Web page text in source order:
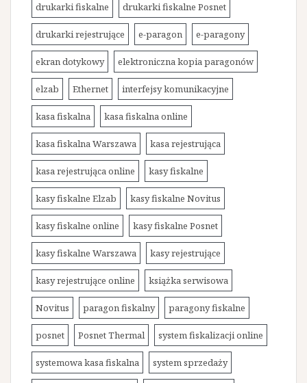
drukarki fiskalne drukarki fiskalne Posnet
drukarki rejestrujące e-paragon e-paragony
ekran dotykowy elektroniczna kopia paragonów
elzab Ethernet interfejsy komunikacyjne
kasa fiskalna kasa fiskalna online
kasa fiskalna Warszawa kasa rejestrująca
kasa rejestrująca online kasy fiskalne
kasy fiskalne Elzab kasy fiskalne Novitus
kasy fiskalne online kasy fiskalne Posnet
kasy fiskalne Warszawa kasy rejestrujące
kasy rejestrujące online książka serwisowa
Novitus paragon fiskalny paragony fiskalne
posnet Posnet Thermal system fiskalizacji online
systemowa kasa fiskalna system sprzedaży